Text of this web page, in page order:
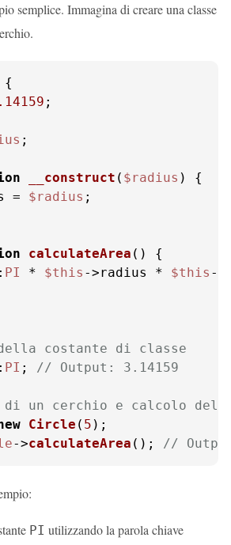
semplice. Immagina di creare una classe
;
;
__construct ( $radius )
= $radius ;
calculateArea ( )
PI * $this ->radius * $this -
costante di classe
PI ; // Output: 3.14159
di un cerchio e calcolo
Circle ( 5
->calculateArea (); //
PI utilizzando la parola chiave